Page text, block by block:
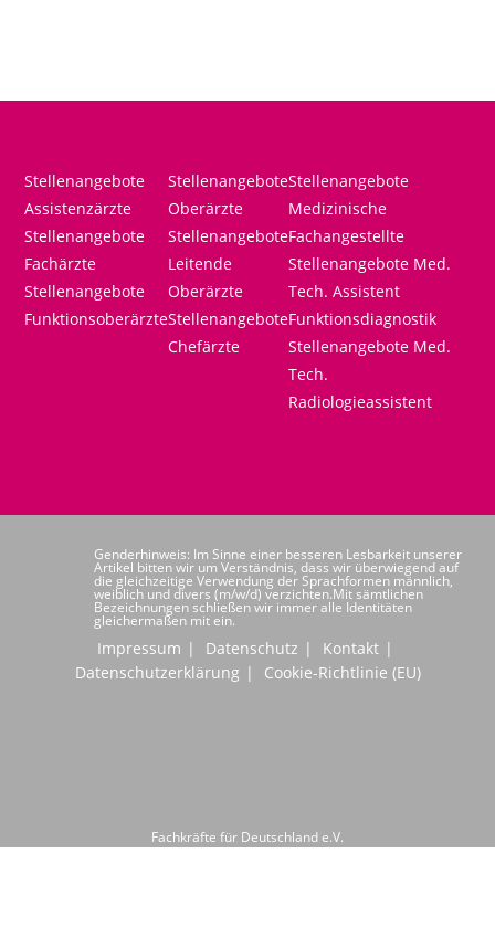
Stellenangebote
Assistenzärzte
Stellenangebote
Fachärzte
Stellenangebote
Funktionsoberärzte
Stellenangebote
Oberärzte
Stellenangebote
Leitende
Oberärzte
Stellenangebote
Chefärzte
Stellenangebote
Medizinische
Fachangestellte
Stellenangebote Med.
Tech. Assistent
Funktionsdiagnostik
Stellenangebote Med.
Tech.
Radiologieassistent
Genderhinweis: Im Sinne einer besseren Lesbarkeit unserer
Artikel bitten wir um Verständnis, dass wir überwiegend auf
die gleichzeitige Verwendung der Sprachformen männlich,
weiblich und divers (m/w/d) verzichten.Mit sämtlichen
Bezeichnungen schließen wir immer alle Identitäten
gleichermaßen mit ein.
Impressum Datenschutz
Kontakt
Datenschutzerklärung
Cookie-Richtlinie (EU)
Fachkräfte für Deutschland e.V.